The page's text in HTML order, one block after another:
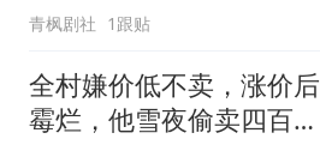
青枫剧社 1跟贴
全村嫌价低不卖，涨价后
霉烂，他雪夜偷卖四百斤